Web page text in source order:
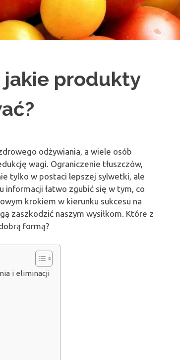
jakie produkty
odżywiania, a wiele osób
wagi. Ograniczenie tłuszczów,
tylko w postaci lepszej sylwetki, ale
informacji łatwo zgubić się w tym, co
krokiem w kierunku sukcesu na
zaszkodzić naszym wysiłkom. Które z
formą?
i eliminacji